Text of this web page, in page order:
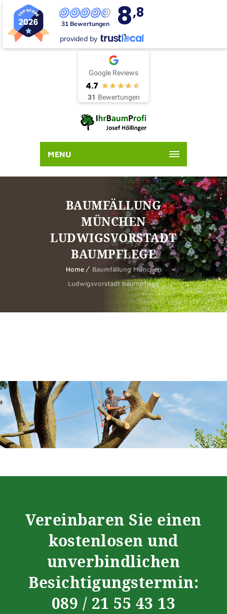
31 Bewertungen 8,8
provided by
Google Reviews
4.7
31 Bewertungen
MENU
BAUMFÄLLUNG
MÜNCHEN
LUDWIGSVORSTADT
BAUMPFLEGE
Home
Baumfällung München
Ludwigsvorstadt baumpflege
Vereinbaren Sie einen
kostenlosen und
unverbindlichen
Besichtigungstermin:
089 / 21 55 43 13